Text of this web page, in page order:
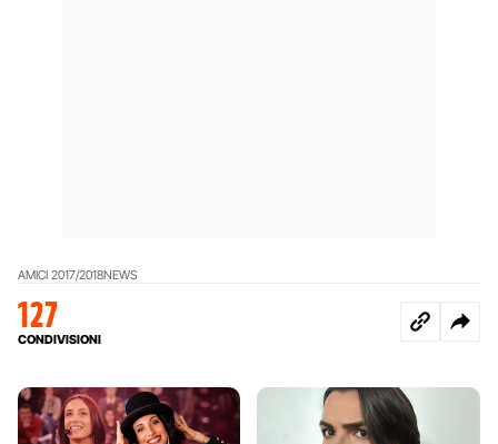
AMICI 2017/2018NEWS
127
CONDIVISIONI